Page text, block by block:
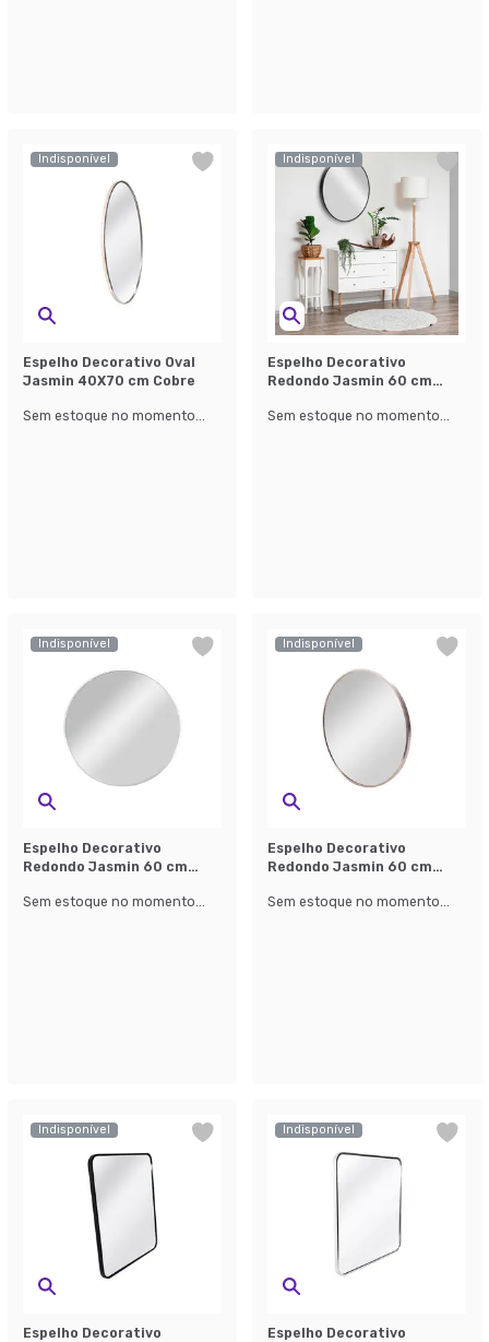
Indisponível
Espelho Decorativo Oval
Jasmin 40X70 cm Cobre
Sem estoque no momento...
Indisponível
Espelho Decorativo
Redondo Jasmin 60 cm
Sem estoque no momento...
Indisponível
Espelho Decorativo
Redondo Jasmin 60 cm
Sem estoque no momento...
Indisponível
Espelho Decorativo
Redondo Jasmin 60 cm
Sem estoque no momento...
Indisponível
Espelho Decorativo
Indisponível
Espelho Decorativo